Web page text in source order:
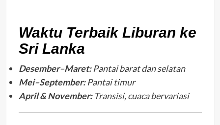
Waktu Terbaik Liburan ke
Sri Lanka
Desember–Maret:Pantai barat dan selatan
Mei–September:Pantai timur
April & November:Transisi, cuaca bervariasi